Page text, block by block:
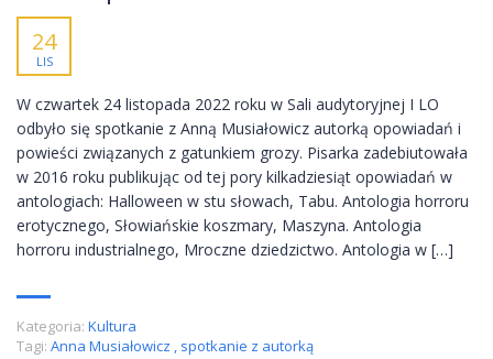
24
LIS
W czwartek 24 listopada 2022 roku w Sali audytoryjnej I LO
odbyło się spotkanie z Anną Musiałowicz autorką opowiadań i
powieści związanych z gatunkiem grozy. Pisarka zadebiutowała
w 2016 roku publikując od tej pory kilkadziesiąt opowiadań w
antologiach: Halloween w stu słowach, Tabu. Antologia horroru
erotycznego, Słowiańskie koszmary, Maszyna. Antologia
horroru industrialnego, Mroczne dziedzictwo. Antologia w […]
Kategoria: Kultura
Tagi: Anna Musiałowicz , spotkanie z autorką